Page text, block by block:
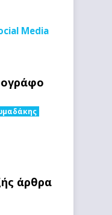
Media
άρθρα